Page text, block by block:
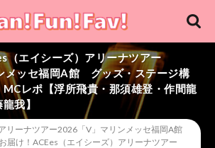
（エイシーズ）アリーナツアー
メッセ福岡A館 グッズ・ステージ構
レポ【浮所飛貴・那須雄登・作間龍
我】
リーナツアー2026「V」マリンメッセ福岡A館
届け！ACEes（エイシーズ）アリーナツアー